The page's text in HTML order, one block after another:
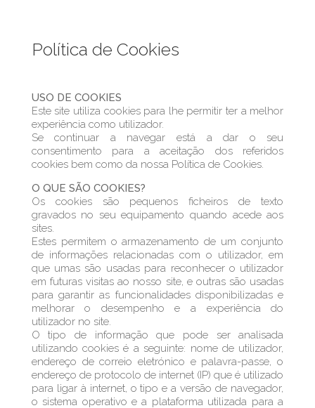
Política de Cookies
USO DE COOKIES
Este site utiliza cookies para lhe permitir ter a melhor
experiência como utilizador.
Se continuar a navegar está a dar o seu
consentimento para a aceitação dos referidos
cookies bem como da nossa Política de Cookies.
O QUE SÃO COOKIES?
Os cookies são pequenos ficheiros de texto
gravados no seu equipamento quando acede aos
sites.
Estes permitem o armazenamento de um conjunto
de informações relacionadas com o utilizador, em
que umas são usadas para reconhecer o utilizador
em futuras visitas ao nosso site, e outras são usadas
para garantir as funcionalidades disponibilizadas e
melhorar o desempenho e a experiência do
utilizador no site.
O tipo de informação que pode ser analisada
utilizando cookies é a seguinte: nome de utilizador,
endereço de correio eletrónico e palavra-passe, o
endereço de protocolo de internet (IP) que é utilizado
para ligar à internet, o tipo e a versão de navegador,
o sistema operativo e a plataforma utilizada para a